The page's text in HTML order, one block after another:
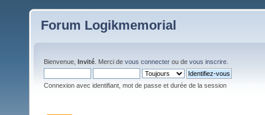
Forum Logikmemorial
Bienvenue, Invité . Merci de vous connecter ou de vous inscrire
Connexion avec identifiant, mot de passe et durée de la session